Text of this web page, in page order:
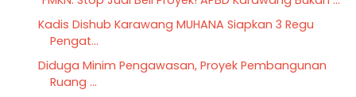
Kadis Dishub Karawang MUHANA Siapkan 3 Regu
Pengat...
Diduga Minim Pengawasan, Proyek Pembangunan
Ruang ...